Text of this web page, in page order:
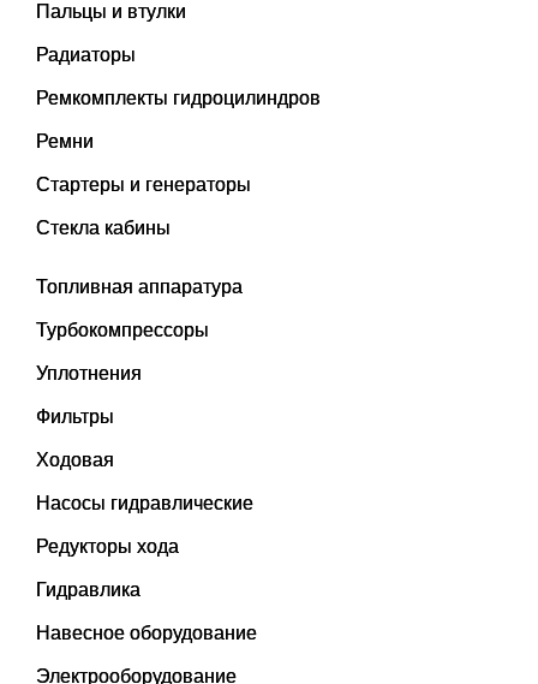
Пальцы и втулки
Радиаторы
Ремкомплекты гидроцилиндров
Ремни
Стартеры и генераторы
Стекла кабины
Топливная аппаратура
Турбокомпрессоры
Уплотнения
Фильтры
Ходовая
Насосы гидравлические
Редукторы хода
Гидравлика
Навесное оборудование
Электрооборудование